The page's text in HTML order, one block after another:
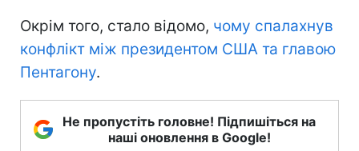
Окрім того, стало відомо, чому спалахнув
конфлікт між президентом США та главою
Пентагону.
Не пропустіть головне! Підпишіться на
наші оновлення в Google!